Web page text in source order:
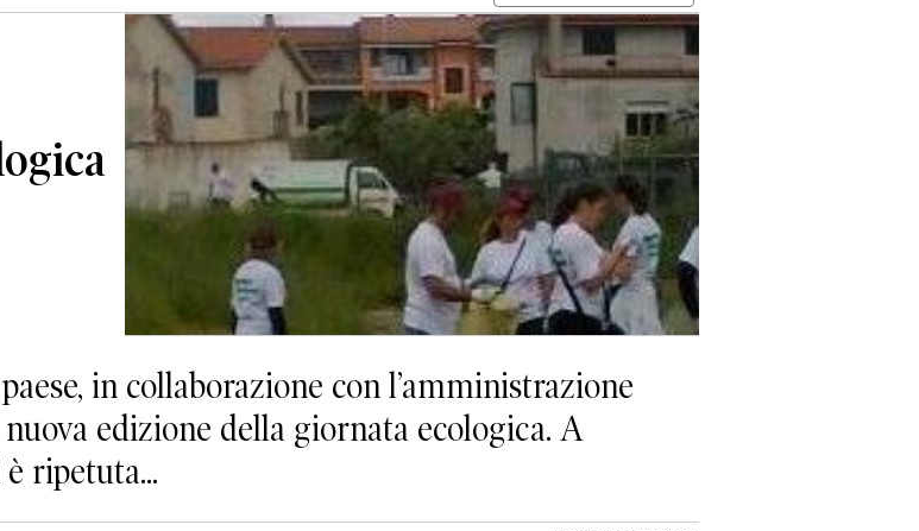
in collaborazione con l’amministrazione
edizione della giornata ecologica. A
ripetuta...